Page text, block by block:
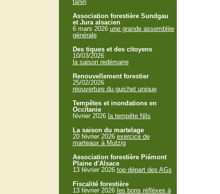
tanin
Association forestière Sundgau
et Jura alsacien
6 mars 2026 une grande assemblée
générale
Des tiques et des citoyens
10/03/2026
la saison redémarre
Renouvellement forestier
25/02/2026
réouverture du guichet unique
Tempêtes et inondations en
Occitanie
février 2026 la tempête Nils
La saison du martelage
20 février 2026 exercice de
marteaux à Mutzig
Association forestière Piémont
Plaine d'Alsace
13 février 2026 top départ des AGs
Fiscalité forestière
13 février 2026 les bons réflèxes à